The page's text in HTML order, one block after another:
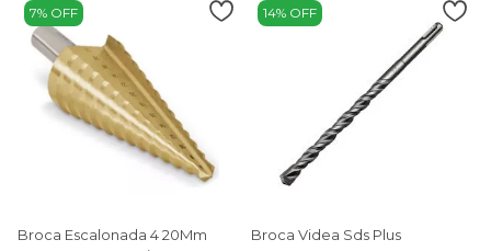
7% OFF
Broca Escalonada 4 20Mm
14% OFF
Broca Videa Sds Plus